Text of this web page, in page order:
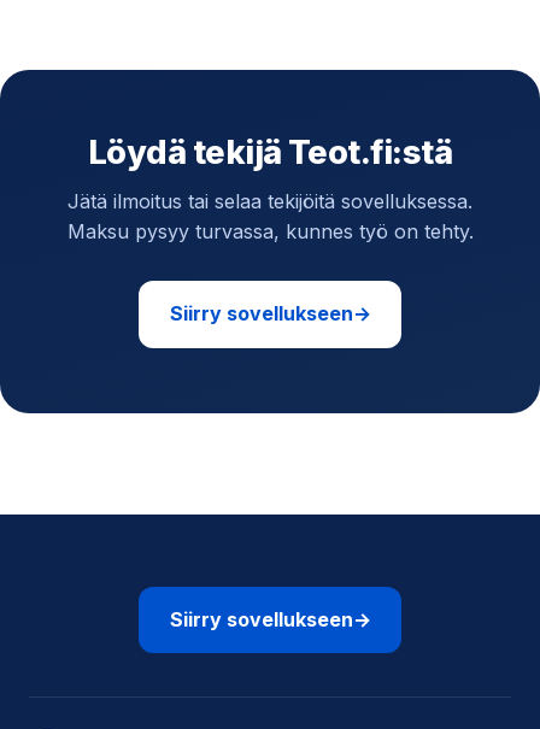
Löydä tekijä Teot.fi:stä
Jätä ilmoitus tai selaa tekijöitä sovelluksessa.
Maksu pysyy turvassa, kunnes työ on tehty.
Siirry sovellukseen→
Siirry sovellukseen→